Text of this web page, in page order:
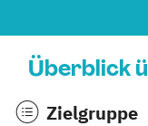
Überblick
Zielgruppe